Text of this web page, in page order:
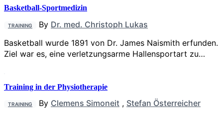
Basketball-Sportmedizin
TRAINING By Dr. med. Christoph Lukas
Basketball wurde 1891 von Dr. James Naismith erfunden.
Ziel war es, eine verletzungsarme Hallensportart zu…
Training in der Physiotherapie
TRAINING By Clemens Simoneit , Stefan Österreicher